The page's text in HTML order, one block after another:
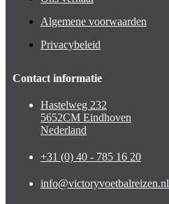
Algemene voorwaarden
Privacybeleid
Contact informatie
Hastelweg 232
5652CM Eindhoven
Nederland
+31 (0) 40 - 785 16 20
info@victoryvoetbalreizen.nl